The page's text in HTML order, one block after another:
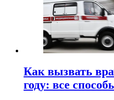
Как вызвать
году: все